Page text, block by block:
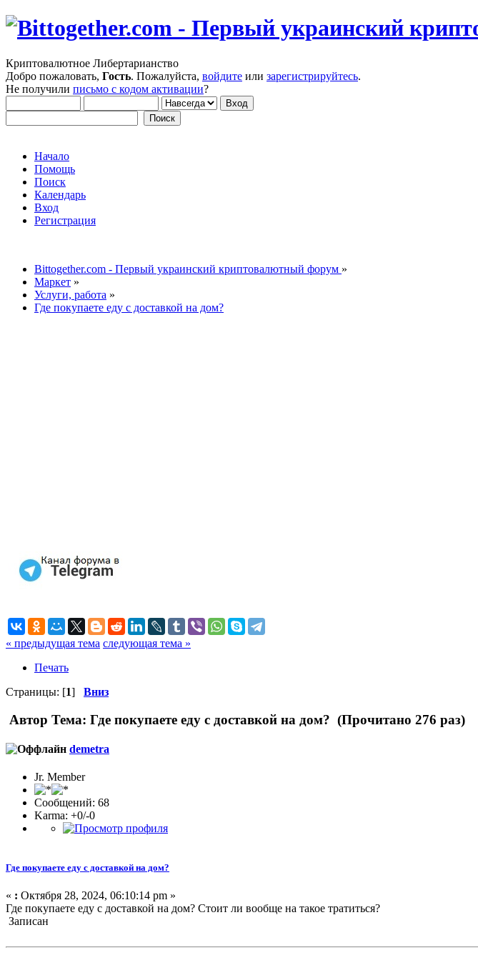
Криптовалютное Либертарианство
Добро пожаловать, Гость. Пожалуйста, войдите или зарегистрируйтесь.
Не получили письмо с кодом активации?
Начало
Помощь
Поиск
Календарь
Вход
Регистрация
Bittogether.com - Первый украинский криптовалютный форум »
Маркет »
Услуги, работа »
Где покупаете еду с доставкой на дом?
« предыдущая тема следующая тема »
Печать
Страницы: [1] Вниз
Автор Тема: Где покупаете еду с доставкой на дом? (Прочитано 276 раз)
demetra
Jr. Member
Сообщений: 68
Karma: +0/-0
Где покупаете еду с доставкой на дом?
« : Октября 28, 2024, 06:10:14 pm »
Где покупаете еду с доставкой на дом? Стоит ли вообще на такое тратиться?
Записан